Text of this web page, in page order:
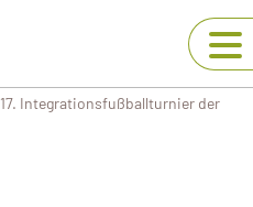
17. Integrationsfußballturnier der